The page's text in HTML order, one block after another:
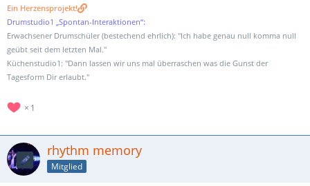
Ein Herzensprojekt!
Drumstudio1 „Spontan-Interaktionen“:
Erwachsener Drumschüler (bestechend ehrlich): "Ich habe genau null komma null
geübt seit dem letzten Mal."
Küchenstudio1: "Dann lassen wir uns mal überraschen was die Gunst der
Tagesform Dir erlaubt."
1
rhythm memory
Mitglied